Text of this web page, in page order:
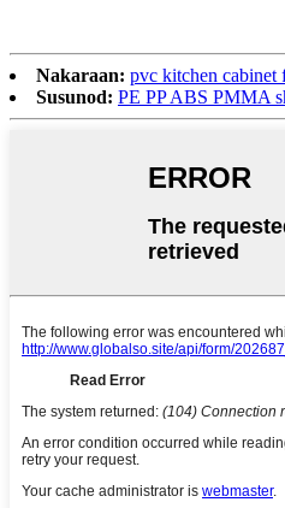
Nakaraan: pvc kitchen cabinet
Susunod: PE PP ABS PMMA